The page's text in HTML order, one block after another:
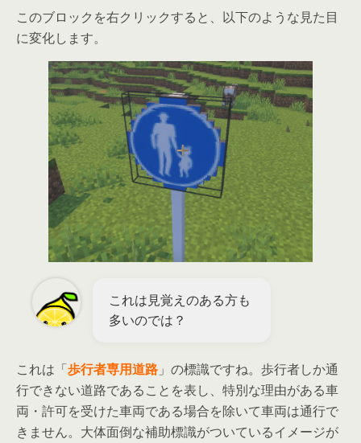
このブロックを右クリックすると、以下のような見た目
に変化します。
これは見覚えのある方も
多いのでは？
これは「歩行者専用道路 」の標識ですね。歩行者しか通
行できない道路であることを表し、特別な理由がある車
両・許可を受けた車両である場合を除いて車両は通行で
きません。大体面倒な補助標識がついているイメージが